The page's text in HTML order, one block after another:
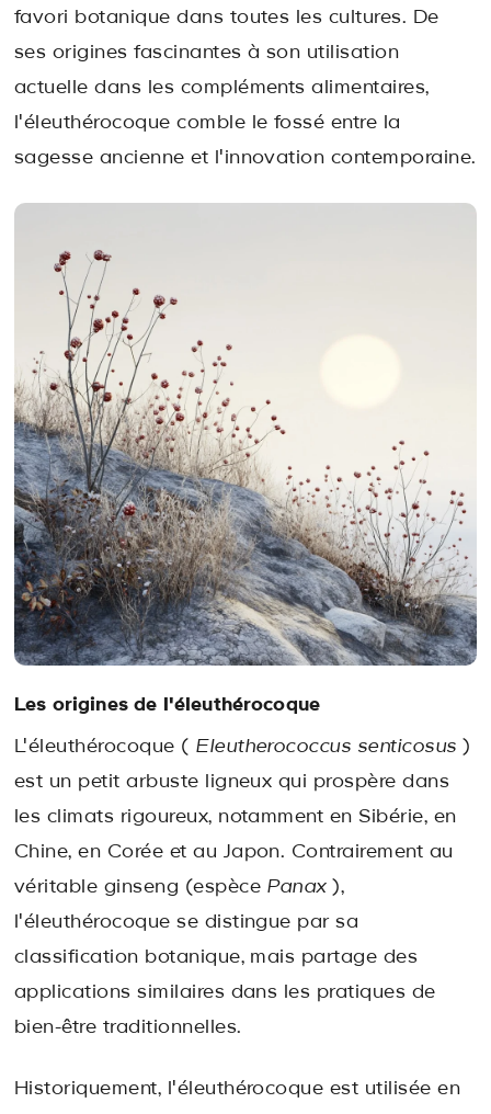
favori botanique dans toutes les cultures. De
ses origines fascinantes à son utilisation
actuelle dans les compléments alimentaires,
l'éleuthérocoque comble le fossé entre la
sagesse ancienne et l'innovation contemporaine.
Les origines de l'éleuthérocoque
L'éleuthérocoque ( Eleutherococcus senticosus )
est un petit arbuste ligneux qui prospère dans
les climats rigoureux, notamment en Sibérie, en
Chine, en Corée et au Japon. Contrairement au
véritable ginseng (espèce Panax),
l'éleuthérocoque se distingue par sa
classification botanique, mais partage des
applications similaires dans les pratiques de
bien-être traditionnelles.
Historiquement, l'éleuthérocoque est utilisée en